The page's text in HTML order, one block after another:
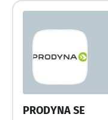
PRODYNA SE